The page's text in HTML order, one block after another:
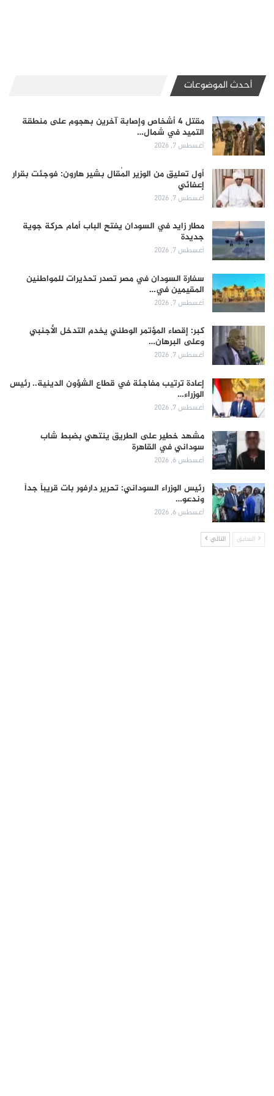
أحدث الموضوعات
مقتل 4 أشخاص وإصابة آخرين بهجوم على منطقة
التميد في شمال…
أغسطس 7, 2026
أول تعليق من الوزير المُقال بشير هارون: فوجئت بقرار
إعفائي
أغسطس 7, 2026
مطار زايد في السودان يفتح الباب أمام حركة جوية
جديدة
أغسطس 7, 2026
سفارة السودان في مصر تصدر تحذيرات للمواطنين
المقيمين في…
أغسطس 7, 2026
كبر: إقصاء المؤتمر الوطني يخدم التدخل الأجنبي
وعلى البرهان…
أغسطس 7, 2026
إعادة ترتيب مفاجئة في قطاع الشؤون الدينية.. رئيس
الوزراء…
أغسطس 7, 2026
مشهد خطير على الطريق ينتهي بضبط شاب
سوداني في القاهرة
أغسطس 6, 2026
رئيس الوزراء السوداني: تحرير دارفور بات قريباً جداً
وندعو…
أغسطس 6, 2026
السابق التالي